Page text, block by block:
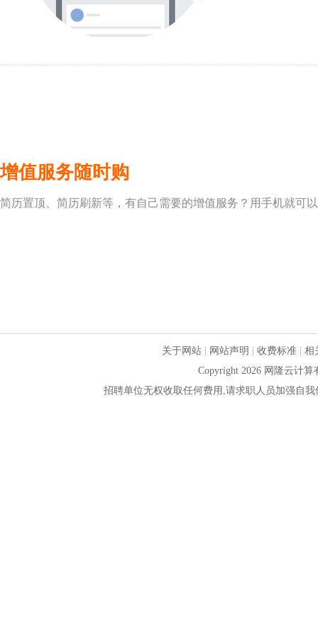
增值服务随时购
简历置顶、简历刷新等，有自己需要的增值服务？用手机就可
关于网站| 网站声明 收费标准| 相
Copyright 2026 网隆云计
招聘单位无权收取任何费用,请求职人员加强自